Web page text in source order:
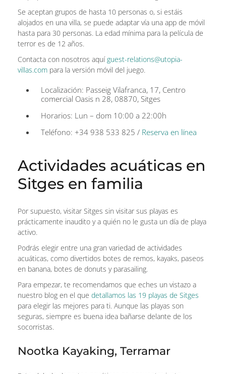
Se aceptan grupos de hasta 10 personas o, si estáis
alojados en una villa, se puede adaptar vía una app de móvil
hasta para 30 personas. La edad mínima para la película de
terror es de 12 años.
Contacta con nosotros aquíguest-relations@utopia-
villas.com para la versión móvil del juego.
Localización: Passeig Vilafranca, 17, Centro
comercial Oasis n 28, 08870, Sitges
Horarios: Lun – dom 10:00 a 22:00h
Teléfono: +34 938 533 825 / Reserva en línea
Actividades acuáticas en
Sitges en familia
Por supuesto, visitar Sitges sin visitar sus playas es
prácticamente inaudito y a quién no le gusta un día de playa
activo.
Podrás elegir entre una gran variedad de actividades
acuáticas, como divertidos botes de remos, kayaks, paseos
en banana, botes de donuts y parasailing.
Para empezar, te recomendamos que eches un vistazo a
nuestro blog en el que detallamos las 19 playas de Sitges
para elegir las mejores para ti. Aunque las playas son
seguras, siempre es buena idea bañarse delante de los
socorristas.
Nootka Kayaking, Terramar